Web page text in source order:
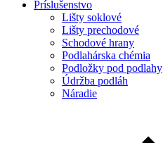
Príslušenstvo
Lišty soklové
Lišty prechodové
Schodové hrany
Podlahárska chémia
Podložky pod podlahy
Údržba podláh
Náradie